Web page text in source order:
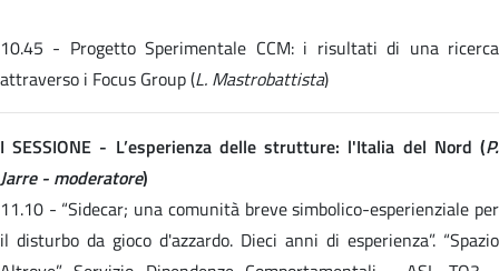
10.45 - Progetto Sperimentale CCM: i risultati di una ricerca
attraverso i Focus Group (L. Mastrobattista)
I SESSIONE - L’esperienza delle strutture: l'Italia del Nord (P.
Jarre - moderatore)
11.10 - “Sidecar; una comunità breve simbolico-esperienziale per
il disturbo da gioco d'azzardo. Dieci anni di esperienza”. “Spazio